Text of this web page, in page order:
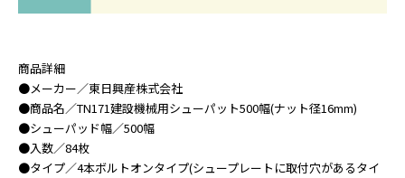
商品詳細
●メーカー／東日興産株式会社
●商品名／TN171建設機械用シューパット500幅(ナット径16mm)
●シューパッド幅／500幅
●入数／84枚
●タイプ／4本ボルトオンタイプ(シュープレートに取付穴があるタイ